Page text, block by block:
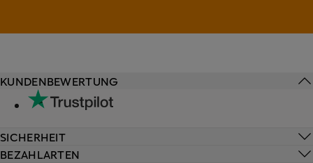
KUNDENBEWERTUNG
SICHERHEIT
BEZAHLARTEN